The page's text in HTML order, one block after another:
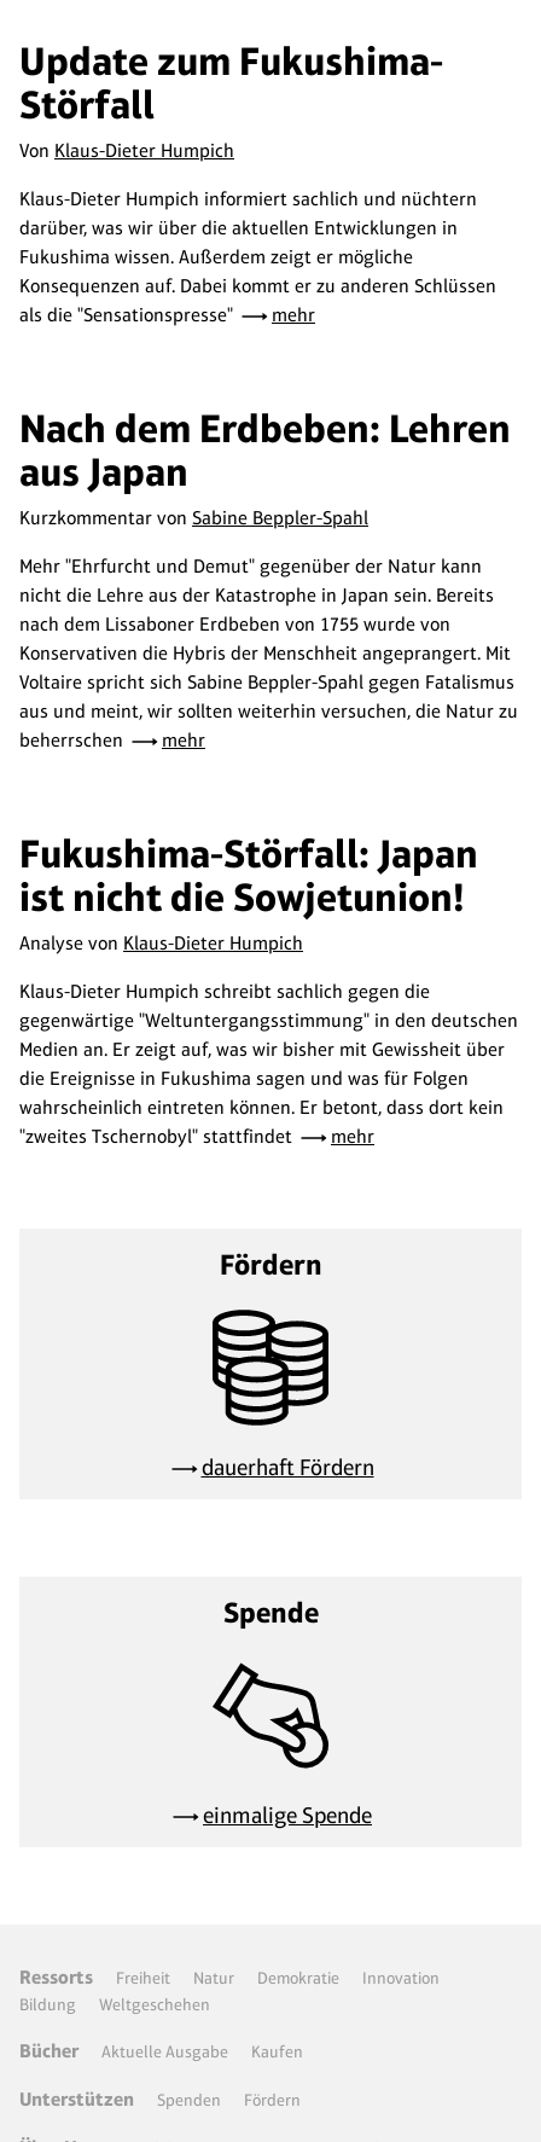
Update zum Fukushima-
Störfall
Von Klaus-Dieter Humpich
Klaus-Dieter Humpich informiert sachlich und nüchtern
darüber, was wir über die aktuellen Entwicklungen in
Fukushima wissen. Außerdem zeigt er mögliche
Konsequenzen auf. Dabei kommt er zu anderen Schlüssen
als die "Sensationspresse"
mehr
Nach dem Erdbeben: Lehren
aus Japan
Kurzkommentar von Sabine Beppler-Spahl
Mehr "Ehrfurcht und Demut" gegenüber der Natur kann
nicht die Lehre aus der Katastrophe in Japan sein. Bereits
nach dem Lissaboner Erdbeben von 1755 wurde von
Konservativen die Hybris der Menschheit angeprangert. Mit
Voltaire spricht sich Sabine Beppler-Spahl gegen Fatalismus
aus und meint, wir sollten weiterhin versuchen, die Natur zu
beherrschen
mehr
Fukushima-Störfall: Japan
ist nicht die Sowjetunion!
Analyse von Klaus-Dieter Humpich
Klaus-Dieter Humpich schreibt sachlich gegen die
gegenwärtige "Weltuntergangsstimmung" in den deutschen
Medien an. Er zeigt auf, was wir bisher mit Gewissheit über
die Ereignisse in Fukushima sagen und was für Folgen
wahrscheinlich eintreten können. Er betont, dass dort kein
"zweites Tschernobyl" stattfindet
mehr
Fördern
dauerhaft Fördern
Spende
einmalige Spende
Ressorts Freiheit Natur Demokratie
Innovation
Bildung
Weltgeschehen
Bücher Aktuelle Ausgabe Kaufen
Unterstützen Spenden Fördern